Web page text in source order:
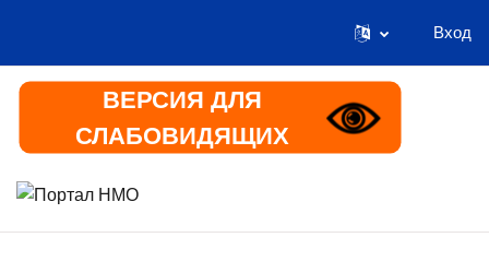
ВЕРСИЯ ДЛЯ
СЛАБОВИДЯЩИХ
Вход